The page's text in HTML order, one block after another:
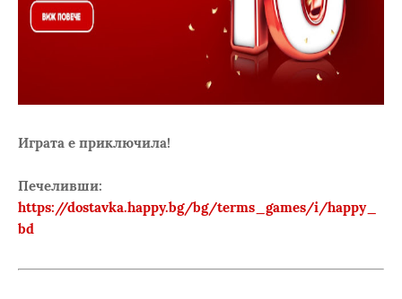
Играта е приключила!
Печеливши:
https://dostavka.happy.bg/bg/terms_games/i/happy_
bd